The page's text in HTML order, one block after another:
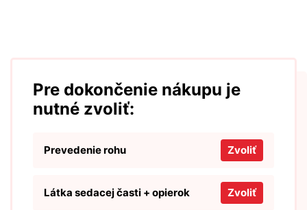
Pre dokončenie nákupu je
nutné zvoliť:
Prevedenie rohu Zvoliť
Látka sedacej časti + opierok Zvoliť